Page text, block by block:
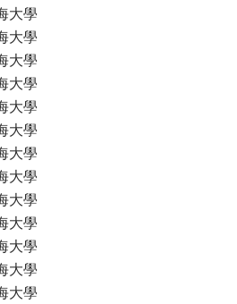
大學
大學
大學
大學
大學
大學
大學
大學
大學
大學
大學
大學
大學